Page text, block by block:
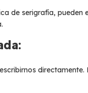
de serigrafía, pueden